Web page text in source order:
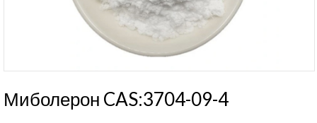
Миболерон CAS:3704-09-4